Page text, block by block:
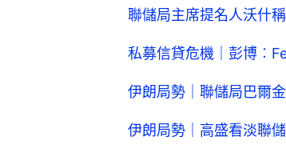
聯儲局主席提名人沃什
私募信貸危機｜彭博
伊朗局勢｜聯儲局巴爾
伊朗局勢｜高盛看淡聯